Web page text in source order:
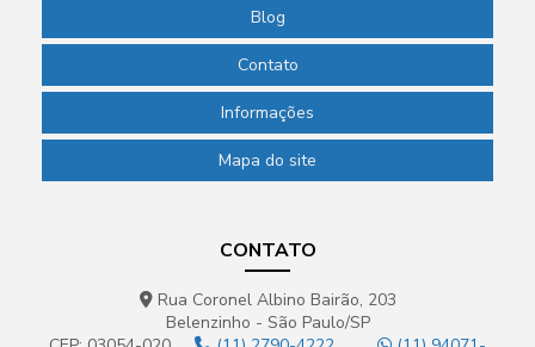
Blog
Contato
Informações
Mapa do site
CONTATO
Rua Coronel Albino Bairão, 203
Belenzinho - São Paulo/SP